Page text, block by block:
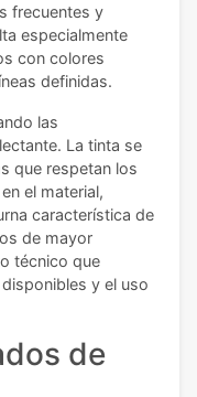
frecuentes y
especialmente
con colores
definidas.
las
La tinta se
que respetan los
el material,
característica de
de mayor
técnico que
y el uso
de